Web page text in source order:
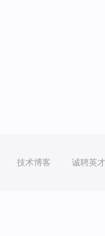
技术博客 诚聘英才